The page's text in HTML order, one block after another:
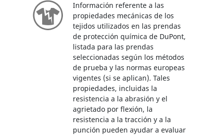
Información referente a las
propiedades mecánicas de los
tejidos utilizados en las prendas
de protección química de DuPont,
listada para las prendas
seleccionadas según los métodos
de prueba y las normas europeas
vigentes (si se aplican). Tales
propiedades, incluidas la
resistencia a la abrasión y el
agrietado por flexión, la
resistencia a la tracción y a la
punción pueden ayudar a evaluar